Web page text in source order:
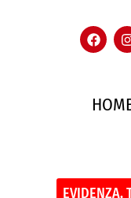
EVIDENZA,